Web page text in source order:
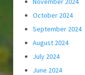
October 2024
September 2024
August 2024
July 2024
June 2024